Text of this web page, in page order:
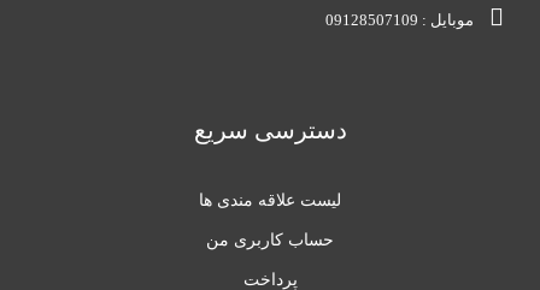
موبایل : 09128507109
دسترسی سریع
لیست علاقه مندی ها
حساب کاربری من
پرداخت